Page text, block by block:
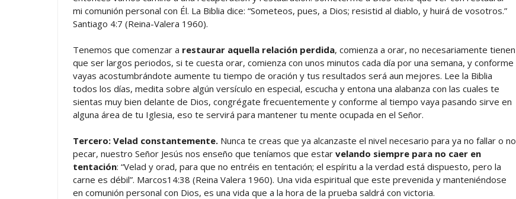
mi comunión personal con Él. La Biblia dice: “Someteos, pues, a Dios; resistid al diablo, y huirá de vosotros.”
Santiago 4:7 (Reina-Valera 1960).
Tenemos que comenzar a restaurar aquella relación perdida, comienza a orar, no necesariamente tienen
que ser largos periodos, si te cuesta orar, comienza con unos minutos cada día por una semana, y conforme
vayas acostumbrándote aumente tu tiempo de oración y tus resultados será aun mejores. Lee la Biblia
todos los días, medita sobre algún versículo en especial, escucha y entona una alabanza con las cuales te
sientas muy bien delante de Dios, congrégate frecuentemente y conforme al tiempo vaya pasando sirve en
alguna área de tu Iglesia, eso te servirá para mantener tu mente ocupada en el Señor.
Tercero: Velad constantemente. Nunca te creas que ya alcanzaste el nivel necesario para ya no fallar o no
pecar, nuestro Señor Jesús nos enseño que teníamos que estar velando siempre para no caer en
tentación: “Velad y orad, para que no entréis en tentación; el espíritu a la verdad está dispuesto, pero la
carne es débil”. Marcos14:38 (Reina Valera 1960). Una vida espiritual que este prevenida y manteniéndose
en comunión personal con Dios, es una vida que a la hora de la prueba saldrá con victoria.